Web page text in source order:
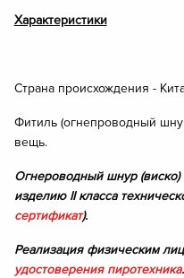
Характеристики
Страна происхождения -
Фитиль (огнепроводный
вещь.
Огнероводный шнур (виско)
изделию II класса
сертификат).
Реализация физическим
удостоверения пиротехника